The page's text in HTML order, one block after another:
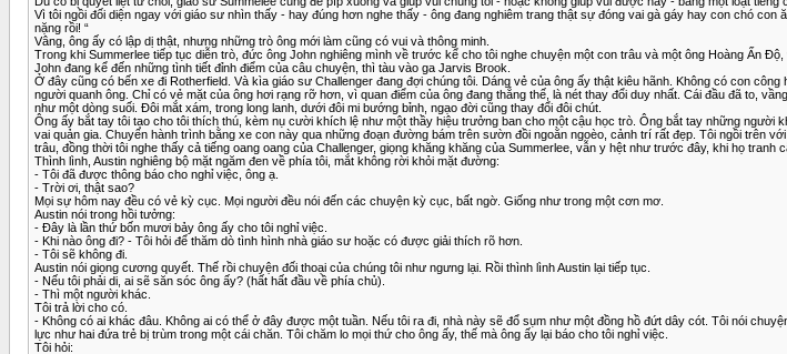
Vì tôi ngồi đối diện ngay với giáo sư nhìn thấy - hay đúng hơn nghe thấy - ông đang nghiêm trang thật sự đóng vai gà gáy hay con chó
nặng rồi! “
Vâng, ông ấy có lập dị thật, nhưng những trò ông mới làm cũng có vui và thông minh.
Trong khi Summerlee tiếp tục diễn trò, đức ông John nghiêng mình về trước kể cho tôi nghe chuyện một con trâu và một ông Hoàng Ấn
John đang kể đến những tình tiết đỉnh điểm của câu chuyện, thì tàu vào ga Jarvis Brook.
Ở đây cũng có bến xe đi Rotherfield. Và kìa giáo sư Challenger đang đợi chúng tôi. Dáng vẻ của ông ấy thật kiêu hãnh. Không có con
người quanh ông. Chỉ có vẻ mặt của ông hơi rạng rỡ hơn, vì quan điểm của ông đang thắng thế, là nét thay đổi duy nhất. Cái đầu đã to,
như một dòng suối. Đôi mắt xám, trong long lanh, dưới đôi mi bướng bỉnh, ngạo đời cũng thay đổi đôi chút.
Ông ấy bắt tay tôi tạo cho tôi thích thú, kèm nụ cười khích lệ như một thầy hiệu trưởng ban cho một cậu học trò. Ông bắt tay những
vai quản gia. Chuyến hành trình bằng xe con này qua những đoạn đường bám trên sườn đồi ngoằn ngoèo, cảnh trí rất đẹp. Tôi ngồi trên
trâu, đồng thời tôi nghe thấy cả tiếng oang oang của Challenger, giọng khăng khăng của Summerlee, vẫn y hệt như trước đây, khi họ tranh
Thình lình, Austin nghiêng bộ mặt ngăm đen về phía tôi, mắt không rời khỏi mặt đường:
- Tôi đã được thông báo cho nghỉ việc, ông ạ.
- Trời ơi, thật sao?
Mọi sự hôm nay đều có vẻ kỳ cục. Mọi người đều nói đến các chuyện kỳ cục, bất ngờ. Giống như trong một cơn mơ.
Austin nói trong hồi tưởng:
- Đây là lần thứ bốn mươi bảy ông ấy cho tôi nghỉ việc.
- Khi nào ông đi? - Tôi hỏi để thăm dò tình hình nhà giáo sư hoặc có được giải thích rõ hơn.
- Tôi sẽ không đi.
Austin nói giọng cương quyết. Thế rồi chuyện đối thoại của chúng tôi như ngưng lại. Rồi thình lình Austin lại tiếp tục.
- Nếu tôi phải di, ai sẽ săn sóc ông ấy? (hất hất đầu về phía chủ).
- Thì một người khác.
Tôi trả lời cho có.
- Không có ai khác đâu. Không ai có thể ở đây được một tuần. Nếu tôi ra đi, nhà này sẽ đổ sụm như một đồng hồ đứt dây cót. Tôi nói
lực như hai đứa trẻ bị trùm trong một cái chăn. Tôi chăm lo mọi thứ cho ông ấy, thế mà ông ấy lại báo cho tôi nghỉ việc.
Tôi hỏi: